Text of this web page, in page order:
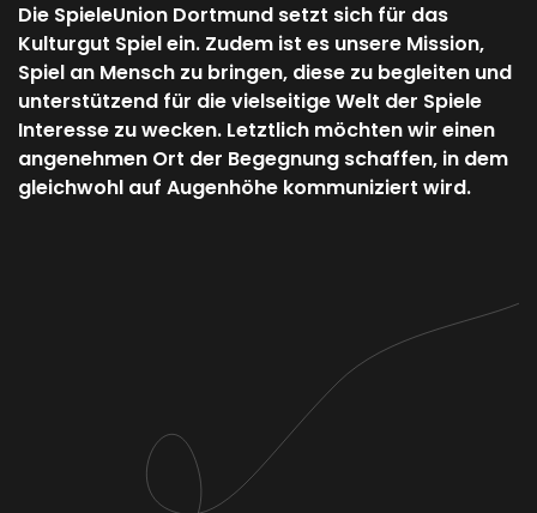
Die SpieleUnion Dortmund setzt sich für das
Kulturgut Spiel ein. Zudem ist es unsere Mission,
Spiel an Mensch zu bringen, diese zu begleiten und
unterstützend für die vielseitige Welt der Spiele
Interesse zu wecken. Letztlich möchten wir einen
angenehmen Ort der Begegnung schaffen, in dem
gleichwohl auf Augenhöhe kommuniziert wird.